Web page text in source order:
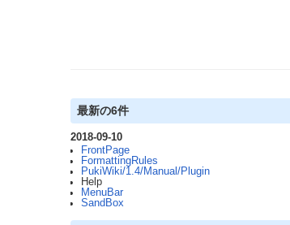
最新の6件
2018-09-10
FrontPage
FormattingRules
PukiWiki/1.4/Manual/Plugin
Help
MenuBar
SandBox